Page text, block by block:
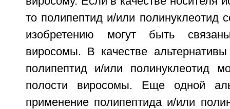
то полипептид и/или полинуклеотид
изобретению могут быть
виросомы. В качестве
полипептид и/или полинуклеотид
полости виросомы. Еще одной
применение полипептида и/или